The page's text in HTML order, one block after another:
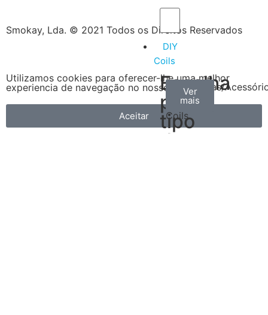
DIY
Coils
Escolha
por
tipo
de
Arame
Coils
Ver
mais
Algodão
Ver
mais
Ferramentas/
Ver
mais
Smokay, Lda. © 2021 Todos os Direitos Reservados
Utilizamos cookies para oferecer-lhe uma melhor
experiencia de navegação no nosso site!
Aceitar